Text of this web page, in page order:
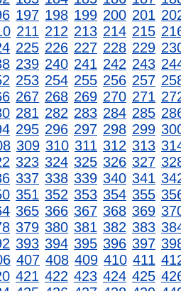
197 198 199 200 201
211 212 213 214 215
225 226 227 228 229
239 240 241 242 243
253 254 255 256 257
267 268 269 270 271
281 282 283 284 285
295 296 297 298 299
309 310 311 312 313
323 324 325 326 327
337 338 339 340 341
351 352 353 354 355
365 366 367 368 369
379 380 381 382 383
393 394 395 396 397
407 408 409 410 411
421 422 423 424 425